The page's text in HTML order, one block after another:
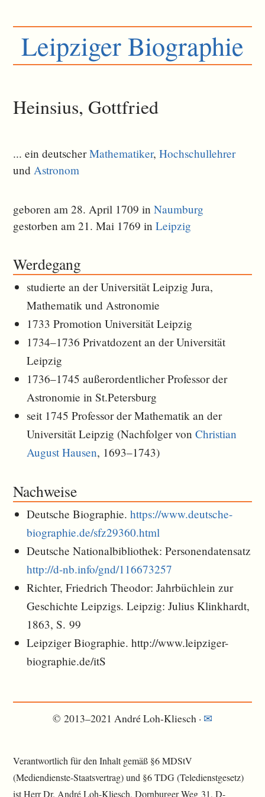
Leipziger Biographie
Heinsius, Gottfried
... ein deutscherMathematiker,Hochschullehrer
und Astronom
geboren am 28. April 1709 inNaumburg
gestorben am 21. Mai 1769 inLeipzig
Werdegang
studierte an der Universität Leipzig Jura,
Mathematik und Astronomie
1733 Promotion Universität Leipzig
1734–1736 Privatdozent an der Universität
Leipzig
1736–1745 außerordentlicher Professor der
Astronomie in St.Petersburg
seit 1745 Professor der Mathematik an der
Universität Leipzig (Nachfolger vonChristian
August Hausen, 1693–1743)
Nachweise
Deutsche Biographie.https://www.deutsche-
biographie.de/sfz29360.html
Deutsche Nationalbibliothek: Personendatensatz
http://d-nb.info/gnd/116673257
Richter, Friedrich Theodor: Jahrbüchlein zur
Geschichte Leipzigs. Leipzig: Julius Klinkhardt,
1863, S. 99
Leipziger Biographie. http://www.leipziger-
biographie.de/itS
© 2013–2021 André Loh-Kliesch · ✉︎
Verantwortlich für den Inhalt gemäß §6 MDStV
(Mediendienste-Staatsvertrag) und §6 TDG (Teledienstgesetz)
ist Herr Dr. André Loh-Kliesch, Dornburger Weg 31, D-